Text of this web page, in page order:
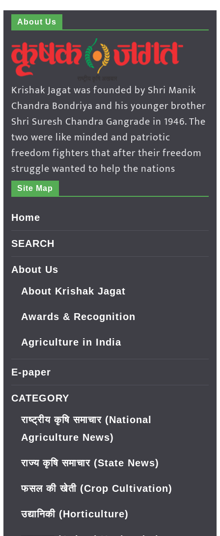
About Us
Krishak Jagat was founded by Shri Manik
Chandra Bondriya and his younger brother
Shri Suresh Chandra Gangrade in 1946. The
two were like minded and patriotic
freedom fighters that after their freedom
struggle wanted to help the nations
Site Map
Home
SEARCH
About Us
About Krishak Jagat
Awards & Recognition
Agriculture in India
E-paper
CATEGORY
राष्ट्रीय कृषि समाचार (National
Agriculture News)
राज्य कृषि समाचार (State News)
फसल की खेती (Crop Cultivation)
उद्यानिकी (Horticulture)